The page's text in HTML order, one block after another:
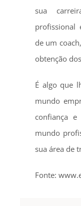
sua
profissional
de um
obtenção
É algo que
mundo
confiança
mundo
sua área de
Fonte: